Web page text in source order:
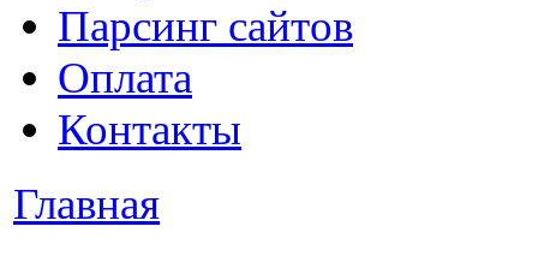
Парсинг сайтов
Оплата
Контакты
Главная